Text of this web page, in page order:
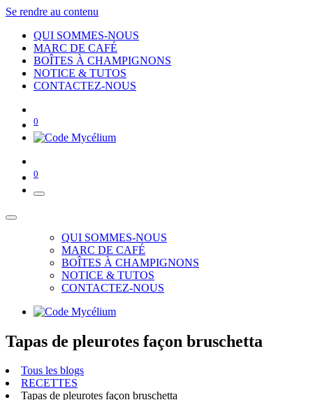
Se rendre au contenu
QUI SOMMES-NOUS
MARC DE CAFÉ
BOÎTES À CHAMPIGNONS
NOTICE & TUTOS
CONTACTEZ-NOUS
0
0
QUI SOMMES-NOUS
MARC DE CAFÉ
BOÎTES À CHAMPIGNONS
NOTICE & TUTOS
CONTACTEZ-NOUS
Tapas de pleurotes façon bruschetta
Tous les blogs
RECETTES
Tapas de pleurotes façon bruschetta